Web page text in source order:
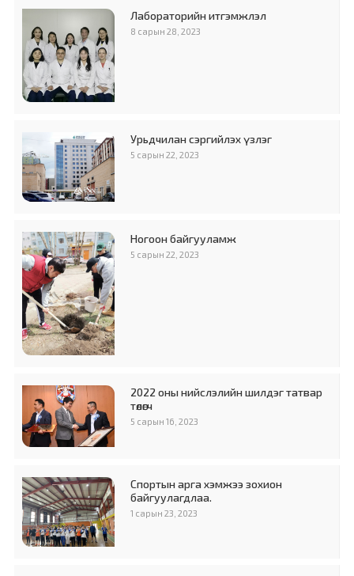
Лабораторийн итгэмжлэл
8 сарын 28, 2023
Урьдчилан сэргийлэх үзлэг
5 сарын 22, 2023
Ногоон байгууламж
5 сарын 22, 2023
2022 оны нийслэлийн шилдэг татвар
төлөгч
5 сарын 16, 2023
Спортын арга хэмжээ зохион
байгуулагдлаа.
1 сарын 23, 2023